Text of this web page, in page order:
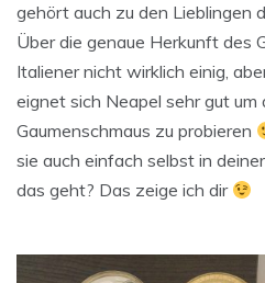
gehört auch zu den Lieblingen
Über die genaue Herkunft des
Italiener nicht wirklich einig,
eignet sich Neapel sehr gut
Gaumenschmaus zu probieren
sie auch einfach selbst in
das geht? Das zeige ich dir